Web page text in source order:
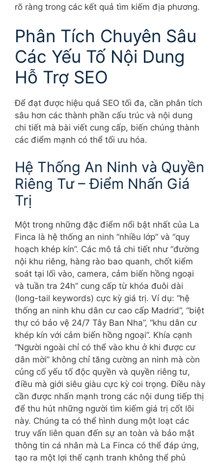
rõ ràng trong các kết quả tìm kiếm địa phương.
Phân Tích Chuyên Sâu
Các Yếu Tố Nội Dung
Hỗ Trợ SEO
Để đạt được hiệu quả SEO tối đa, cần phân tích
sâu hơn các thành phần cấu trúc và nội dung
chi tiết mà bài viết cung cấp, biến chúng thành
các điểm mạnh có thể tối ưu hóa.
Hệ Thống An Ninh và Quyền
Riêng Tư – Điểm Nhấn Giá
Trị
Một trong những đặc điểm nổi bật nhất của La
Finca là hệ thống an ninh “nhiều lớp” và “quy
hoạch khép kín”. Các mô tả chi tiết như “đường
nội khu riêng, hàng rào bao quanh, chốt kiểm
soát tại lối vào, camera, cảm biến hồng ngoại
và tuần tra 24h” cung cấp từ khóa đuôi dài
(long-tail keywords) cực kỳ giá trị. Ví dụ: “hệ
thống an ninh khu dân cư cao cấp Madrid”, “biệt
thự có bảo vệ 24/7 Tây Ban Nha”, “khu dân cư
khép kín với cảm biến hồng ngoại”. Khía cạnh
“Người ngoài chỉ có thể vào khu ở khi được cư
dân mời” không chỉ tăng cường an ninh mà còn
củng cố yếu tố độc quyền và quyền riêng tư,
điều mà giới siêu giàu cực kỳ coi trọng. Điều này
cần được nhấn mạnh trong các nội dung tiếp thị
để thu hút những người tìm kiếm giá trị cốt lõi
này. Chúng ta có thể hình dung một loạt các
truy vấn liên quan đến sự an toàn và bảo mật
thông tin cá nhân mà La Finca có thể đáp ứng,
tạo ra một lợi thế cạnh tranh không thể phủ